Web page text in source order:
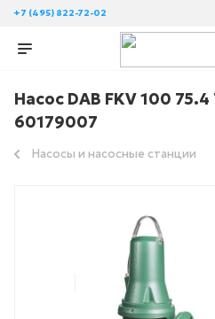
+7 (495) 822-72-02
Насос DAB FKV 100
60179007
Насосы и насосные станции